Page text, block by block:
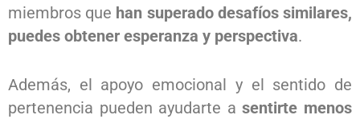
miembros que han superado desafíos similares,
puedes obtener esperanza y perspectiva.
Además, el apoyo emocional y el sentido de
pertenencia pueden ayudarte asentirte menos